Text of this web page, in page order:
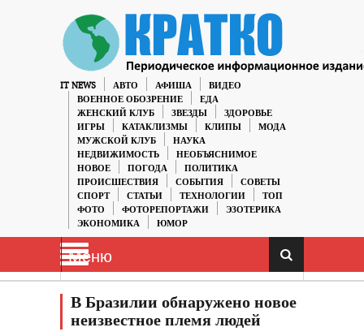
IT NEWS АВТО АФИША
ВИДЕО
ВОЕННОЕ ОБОЗРЕНИЕ
ЕДА
ЖЕНСКИЙ КЛУБ
ЗВЕЗДЫ
ЗДОРОВЬЕ
ИГРЫ
КАТАКЛИЗМЫ КЛИПЫ
МОДА
МУЖСКОЙ КЛУБ
НАУКА
НЕДВИЖИМОСТЬ
НЕОБЪЯСНИМОЕ
НОВОЕ
ПОГОДА
ПОЛИТИКА
ПРОИСШЕСТВИЯ
СОБЫТИЯ
СОВЕТЫ
СПОРТ
СТАТЬИ ТЕХНОЛОГИИ
ТОП
ФОТО
ФОТОРЕПОРТАЖИ
ЭЗОТЕРИКА
ЭКОНОМИКА
ЮМОР
Меню
В Бразилии обнаружено новое
неизвестное племя людей